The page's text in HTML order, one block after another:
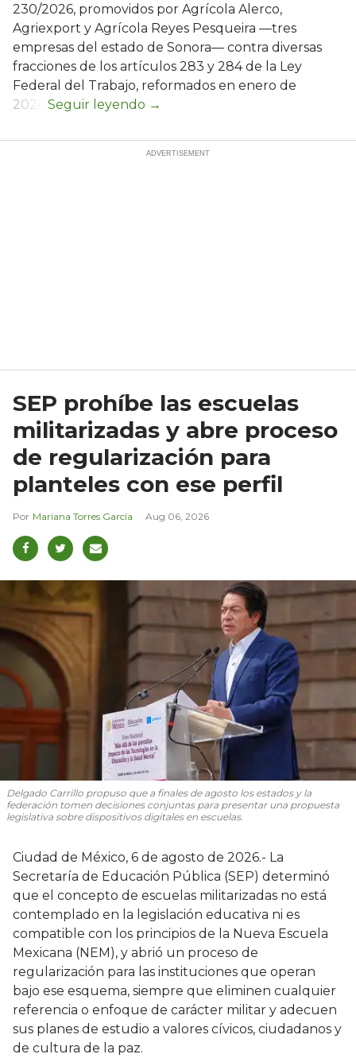
230/2026, promovidos por Agrícola Alerco,
Agriexport y Agrícola Reyes Pesqueira —tres
empresas del estado de Sonora— contra diversas
fracciones de los artículos 283 y 284 de la Ley
Federal del Trabajo, reformados en enero de
2024.
SEP prohíbe las escuelas
militarizadas y abre proceso
de regularización para
planteles con ese perfil
Mariana Torres García Aug 06, 2026
Delgado Carrillo propuso que a finales de agosto los estados y la
federación tomen decisiones conjuntas para presentar una propuesta
legislativa sobre dispositivos digitales en escuelas.
Ciudad de México, 6 de agosto de 2026.- La
Secretaría de Educación Pública (SEP) determinó
que el concepto de escuelas militarizadas no está
contemplado en la legislación educativa ni es
compatible con los principios de la Nueva Escuela
Mexicana (NEM), y abrió un proceso de
regularización para las instituciones que operan
bajo ese esquema, siempre que eliminen cualquier
referencia o enfoque de carácter militar y adecuen
sus planes de estudio a valores cívicos, ciudadanos y
de cultura de la paz.